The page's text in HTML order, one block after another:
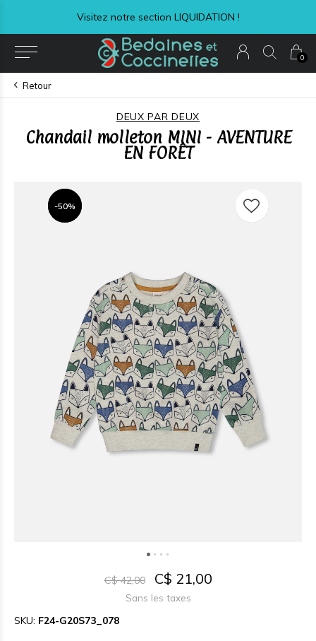
0
Visitez notre section LIQUIDATION !
Retour
DEUX PAR DEUX
Chandail molleton MINI - AVENTURE
EN FORÊT
-50%
-50%
C$ 42,00 C$ 21,00
Sans les taxes
SKU: F24-G20S73_078